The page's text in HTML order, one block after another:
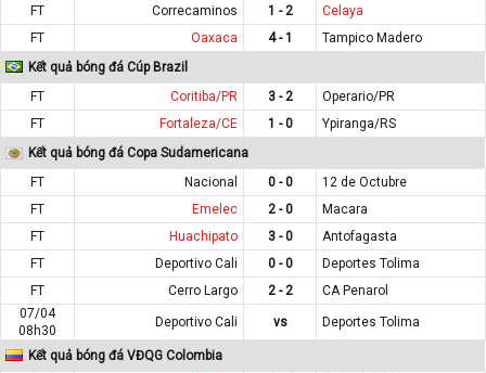
FT
Correcaminos 1 - 2
Celaya
FT
Oaxaca 4 - 1
Tampico Madero
Kết quả bóng đá Cúp Brazil
FT
Coritiba/PR 3 - 2
Operario/PR
FT
Fortaleza/CE 1 - 0
Ypiranga/RS
Kết quả bóng đá Copa Sudamericana
FT
Nacional 0 - 0
12 de Octubre
FT
Emelec 2 - 0
Macara
FT
Huachipato 3 - 0
Antofagasta
FT
Deportivo Cali 0 - 0
Deportes Tolima
FT
Cerro Largo 2 - 2
CA Penarol
07/04
08h30
Deportivo Cali vs Deportes Tolima
Kết quả bóng đá VĐQG Colombia